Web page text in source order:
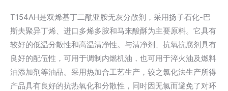
T154AH是双烯基丁二酰亚胺无灰分散剂，采用扬子石化-巴
斯夫聚异丁烯、进口多烯多胺和马来酸酥为主要原料。它具有
较好的低温分散性和高温清净性。与清净剂、抗氧抗腐剂具有
良好的配伍性，可用于调制内燃机油，也可用于淬火油及燃料
油添加剂等油品。采用热加合工艺生产，较之氯化法生产所得
产品具有良好的抗热氧化和分散性，同时因无氯而避免了对环